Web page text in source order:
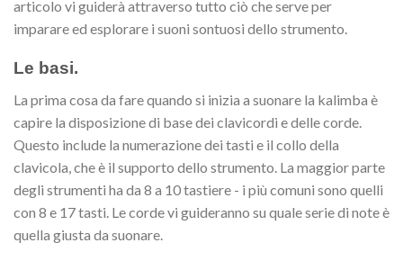
articolo vi guiderà attraverso tutto ciò che serve per
imparare ed esplorare i suoni sontuosi dello strumento.
Le basi.
La prima cosa da fare quando si inizia a suonare la kalimba è
capire la disposizione di base dei clavicordi e delle corde.
Questo include la numerazione dei tasti e il collo della
clavicola, che è il supporto dello strumento. La maggior parte
degli strumenti ha da 8 a 10 tastiere - i più comuni sono quelli
con 8 e 17 tasti. Le corde vi guideranno su quale serie di note è
quella giusta da suonare.